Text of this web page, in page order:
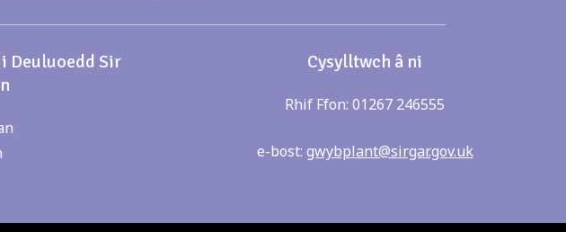
Deuluoedd Sir
Cysylltwch â ni
Rhif Ffon: 01267 246555
e-bost: gwybplant@sirgar.gov.uk